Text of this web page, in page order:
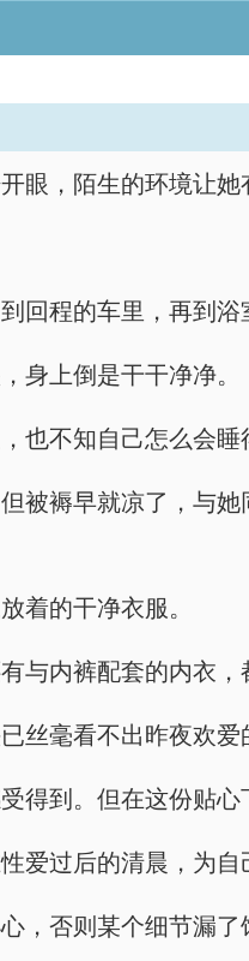
眼，陌生的环境让
回程的车里，再到浴
身上倒是干干净净。
也不知自己怎么会
被褥早就凉了，与
着的干净衣服。
与内裤配套的内衣
丝毫看不出昨夜欢爱
得到。但在这份贴心
爱过后的清晨，为
，否则某个细节漏